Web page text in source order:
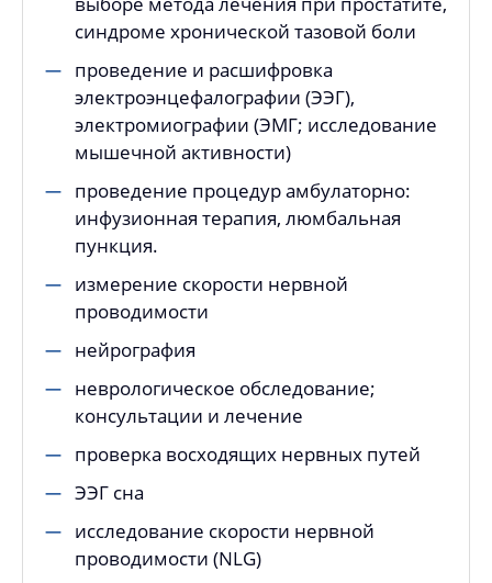
синдроме хронической тазовой боли
проведение и расшифровка
электроэнцефалографии (ЭЭГ),
электромиографии (ЭМГ; исследование
мышечной активности)
проведение процедур амбулаторно:
инфузионная терапия, люмбальная
пункция.
измерение скорости нервной
проводимости
нейрография
неврологическое обследование;
консультации и лечение
проверка восходящих нервных путей
ЭЭГ сна
исследование скорости нервной
проводимости (NLG)